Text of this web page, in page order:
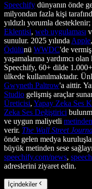
Speechify dünyanın önde
milyondan fazla kişi
yıldızlı yorumla
Eklentisi, web uygulaması
sunulur. 2025 yılında Apple
Ödülünü WWDC'de vermiş
yaşamalarına yardımcı
Speechify, 60+ dilde
ülkede kullanılmaktadır.
Gwyneth Paltrow'a aittir.
Studio gelişmiş araçlar
Üreticisi, Yapay Zeka Ses
Zeka Ses Değiştirici
ve uygun maliyetli
verir. The Wall Street
önde gelen medya
büyük metinden sese
speechify.com/news,
adreslerini ziyaret edin.
İçindekiler